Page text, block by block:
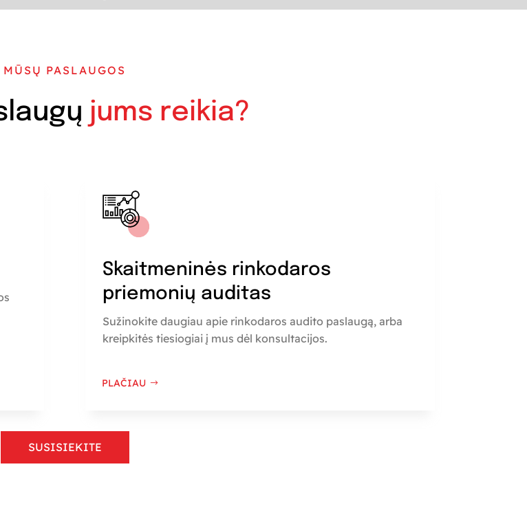
MŪSŲ PASLAUGOS
jums reikia?
Skaitmeninės rinkodaros
priemonių auditas
Sužinokite daugiau apie rinkodaros audito paslaugą, arba
kreipkitės tiesiogiai į mus dėl konsultacijos.
PLAČIAU
SUSISIEKITE